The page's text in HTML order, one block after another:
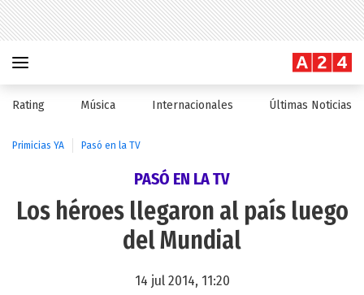
Rating Música Internacionales Últimas Noticias
Primicias YA Pasó en la TV
PASÓ EN LA TV
Los héroes llegaron al país luego
del Mundial
14 jul 2014, 11:20